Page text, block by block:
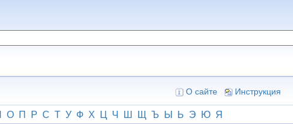
О сайте Инструкция
О П Р С Т У Ф Х Ц Ч Ш Щ Ъ Ы Ь Э Ю Я